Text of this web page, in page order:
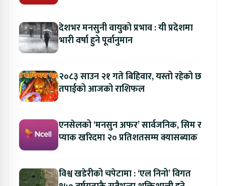
देशभर मनसुनी वायुको प्रभाव : यी प्रदेशमा
भारी वर्षा हुने पूर्वानुमान
२०८३ साउन २१ गते बिहिवार, यस्तो रहेको छ
तपाईको आजको राशिफल
एनसेलको ‘मनसुन अफर’ सार्वजनिक, सिम र
प्याक खरिदमा २० प्रतिशतसम्म क्यासब्याक
विश्व खडेरीको चपेटामा : ‘एल निनो’ विगत